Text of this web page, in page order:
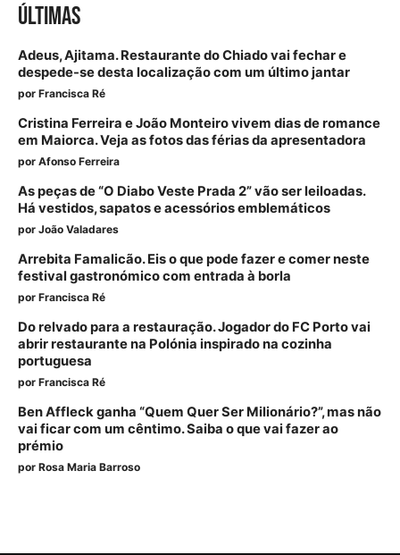
ÚLTIMAS
Adeus, Ajitama. Restaurante do Chiado vai fechar e
despede-se desta localização com um último jantar
por Francisca Ré
Cristina Ferreira e João Monteiro vivem dias de romance
em Maiorca. Veja as fotos das férias da apresentadora
por Afonso Ferreira
As peças de “O Diabo Veste Prada 2” vão ser leiloadas.
Há vestidos, sapatos e acessórios emblemáticos
por João Valadares
Arrebita Famalicão. Eis o que pode fazer e comer neste
festival gastronómico com entrada à borla
por Francisca Ré
Do relvado para a restauração. Jogador do FC Porto vai
abrir restaurante na Polónia inspirado na cozinha
portuguesa
por Francisca Ré
Ben Affleck ganha “Quem Quer Ser Milionário?”, mas não
vai ficar com um cêntimo. Saiba o que vai fazer ao
prémio
por Rosa Maria Barroso